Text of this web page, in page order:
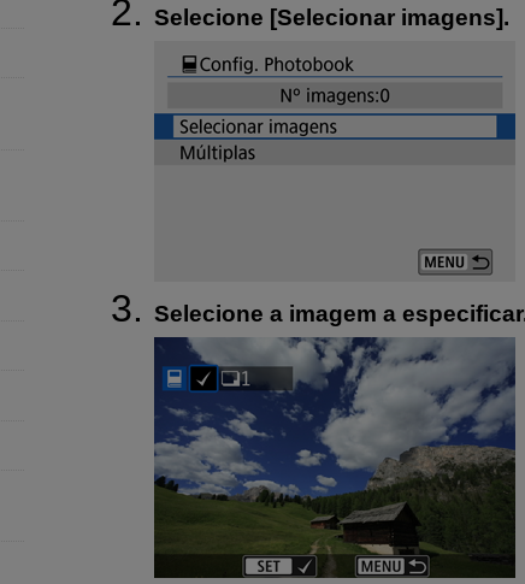
Selecione [Selecionar imagens].
Selecione a imagem a